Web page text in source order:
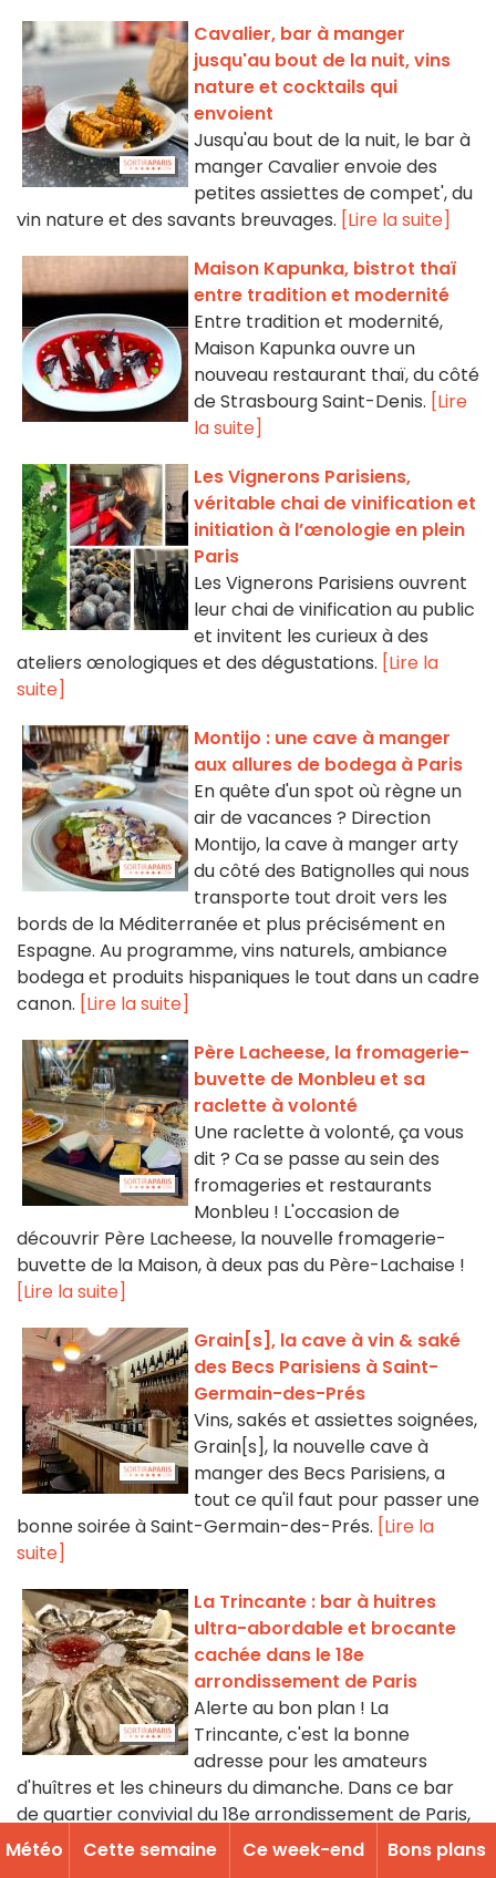
Cavalier, bar à manger
jusqu'au bout de la nuit, vins
nature et cocktails qui
envoient
Jusqu'au bout de la nuit, le bar à
manger Cavalier envoie des
petites assiettes de compet', du
vin nature et des savants breuvages. [Lire la suite]
Maison Kapunka, bistrot thaï
entre tradition et modernité
Entre tradition et modernité,
Maison Kapunka ouvre un
nouveau restaurant thaï, du côté
de Strasbourg Saint-Denis. [Lire
la suite]
Les Vignerons Parisiens,
véritable chai de vinification et
initiation à l’œnologie en plein
Paris
Les Vignerons Parisiens ouvrent
leur chai de vinification au public
et invitent les curieux à des
ateliers œnologiques et des dégustations. [Lire la
suite]
Montijo : une cave à manger
aux allures de bodega à Paris
En quête d'un spot où règne un
air de vacances ? Direction
Montijo, la cave à manger arty
du côté des Batignolles qui nous
transporte tout droit vers les
bords de la Méditerranée et plus précisément en
Espagne. Au programme, vins naturels, ambiance
bodega et produits hispaniques le tout dans un cadre
canon. [Lire la suite]
Père Lacheese, la fromagerie-
buvette de Monbleu et sa
raclette à volonté
Une raclette à volonté, ça vous
dit ? Ca se passe au sein des
fromageries et restaurants
Monbleu ! L'occasion de
découvrir Père Lacheese, la nouvelle fromagerie-
buvette de la Maison, à deux pas du Père-Lachaise !
[Lire la suite]
Grain[s], la cave à vin & saké
des Becs Parisiens à Saint-
Germain-des-Prés
Vins, sakés et assiettes soignées,
Grain[s], la nouvelle cave à
manger des Becs Parisiens, a
tout ce qu'il faut pour passer une
bonne soirée à Saint-Germain-des-Prés. [Lire la
suite]
La Trincante : bar à huitres
ultra-abordable et brocante
cachée dans le 18e
arrondissement de Paris
Alerte au bon plan ! La
Trincante, c'est la bonne
adresse pour les amateurs
d'huîtres et les chineurs du dimanche. Dans ce bar
de quartier convivial du 18e arrondissement de Paris,
on déguste des plateaux de fruits de mer à prix doux
Météo Cette semaine Ce week-end Bons plans